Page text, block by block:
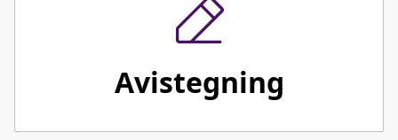
Avistegning